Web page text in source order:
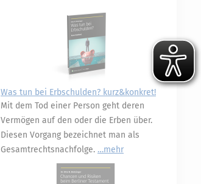
Was tun bei Erbschulden? kurz&konkret!
Mit dem Tod einer Person geht deren
Vermögen auf den oder die Erben über.
Diesen Vorgang bezeichnet man als
Gesamtrechtsnachfolge.
mehr